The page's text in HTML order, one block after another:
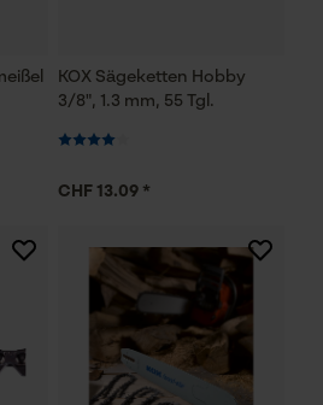
KOX Sägeketten Hobby
3/8", 1.3 mm, 55 Tgl.
CHF 13.09 *
Web Analytics Tool
Cookies